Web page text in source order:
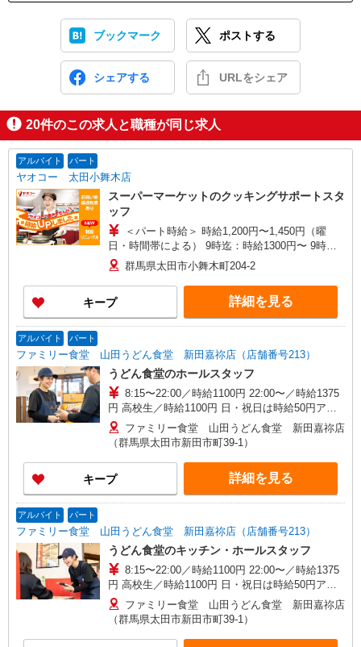
ブックマーク ポストする
シェアする URLをシェア
20件のこの求人と職種が同じ求人
アルバイト パート
ヤオコー 太田小舞木店
スーパーマーケットのクッキングサポートスタ
ッフ
＜パート時給＞ 時給1,200円〜1,450円（曜
日・時間帯による） 9時迄：時給1300円〜 9時以
降：時給1200円〜 16時以降：時給1350円〜 ★土
曜＋100円 ★日・祝＋100円 ※アルバイトさんの
時給や募集内容はお問い合わせください
群馬県太田市小舞木町204-2
キープ 詳細を見る
アルバイト パート
ファミリー食堂 山田うどん食堂 新田嘉祢店（店舗番号213）
うどん食堂のホールスタッフ
8:15〜22:00／時給1100円 22:00〜／時給1375
円 高校生／時給1100円 日・祝日は時給50円アッ
プ！（9時〜22時）
ファミリー食堂 山田うどん食堂 新田嘉祢店
（群馬県太田市新田市町39-1）
キープ 詳細を見る
アルバイト パート
ファミリー食堂 山田うどん食堂 新田嘉祢店（店舗番号213）
うどん食堂のキッチン・ホールスタッフ
8:15〜22:00／時給1100円 22:00〜／時給1375
円 高校生／時給1100円 日・祝日は時給50円アッ
プ！（9時〜22時）
ファミリー食堂 山田うどん食堂 新田嘉祢店
（群馬県太田市新田市町39-1）